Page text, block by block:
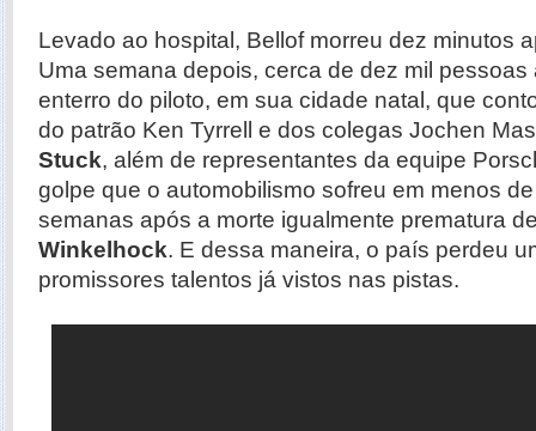
Levado ao hospital, Bellof morreu dez minutos
Uma semana depois, cerca de dez mil
enterro do piloto, em sua cidade natal, que
do patrão Ken Tyrrell e dos colegas Jochen
Stuck, além de representantes da equipe
golpe que o automobilismo sofreu em menos
semanas após a morte igualmente prematura
Winkelhock. E dessa maneira, o país perdeu
promissores talentos já vistos nas pistas.